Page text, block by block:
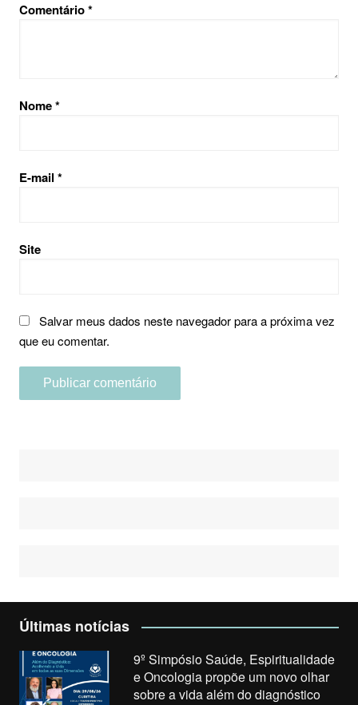
Comentário*
Nome*
E-mail *
Site
Salvar meus dados neste navegador para a próxima vez
que eu comentar.
Últimas notícias
9º Simpósio Saúde, Espiritualidade
e Oncologia propõe um novo olhar
sobre a vida além do diagnóstico